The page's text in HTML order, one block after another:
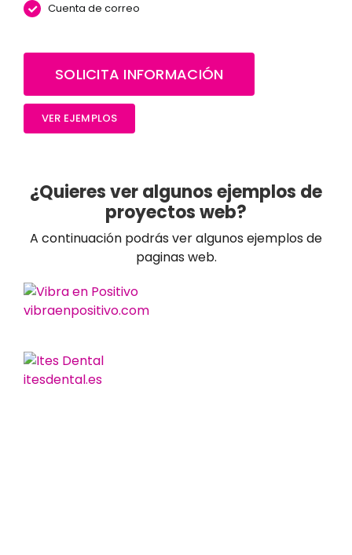
Cuenta de correo
SOLICITA INFORMACIÓN
VER EJEMPLOS
¿Quieres ver algunos ejemplos de
proyectos web?
A continuación podrás ver algunos ejemplos de
paginas web.
vibraenpositivo.com
itesdental.es